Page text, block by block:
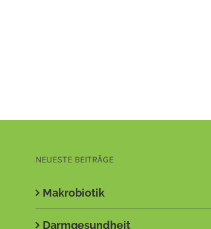
NEUESTE BEITRÄGE
Makrobiotik
Darmgesundheit